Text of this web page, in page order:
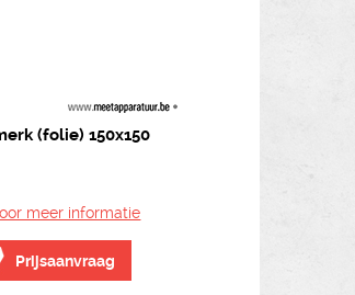
(folie) 150x150
meer informatie
Prijsaanvraag